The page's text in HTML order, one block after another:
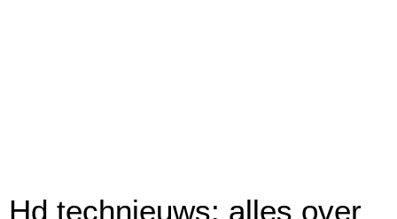
Hd technieuws: alles over